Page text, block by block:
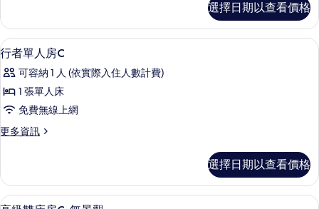
的
所
有
相
片
客
房
C
的
詳
情
選擇日期以查看價格
顯
示
行
者
人
C
的
書桌、筆電工作空間、隔音、熨斗/熨
5
行者單人房C
可容納 1 人 (依實際入住人數計費)
1 張單人床
免費無線上網
更多資訊
更
單
人
選擇日期以查看價格
顯
書桌、筆電工作空間、隔音、熨斗/熨